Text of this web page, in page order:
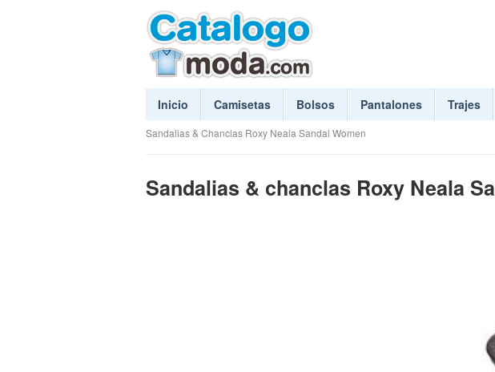
Inicio Camisetas Bolsos Pantalones Trajes
Sandalias & Chanclas Roxy Neala Sandal Women
Sandalias & chanclas Roxy Neala